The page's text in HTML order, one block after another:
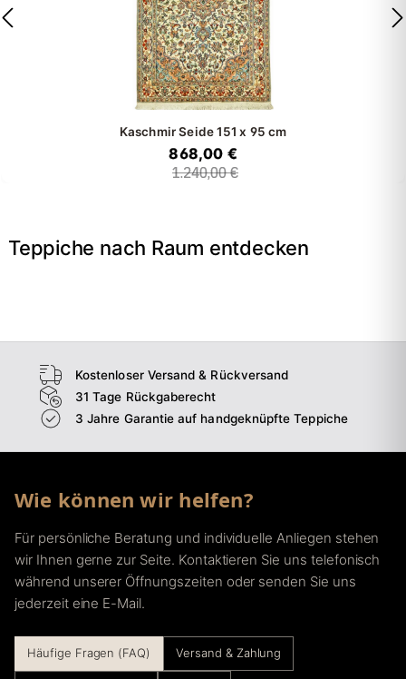
Kaschmir Seide 151 x 95 cm
868,00 €
1.240,00 €
Teppiche nach Raum entdecken
Wohnzimmer
Kostenloser Versand & Rückversand
31 Tage Rückgaberecht
3 Jahre Garantie auf handgeknüpfte Teppiche
Wie können wir helfen?
Für persönliche Beratung und individuelle Anliegen stehen
wir Ihnen gerne zur Seite. Kontaktieren Sie uns telefonisch
während unserer Öffnungszeiten oder senden Sie uns
jederzeit eine E-Mail.
Häufige Fragen (FAQ) Versand & Zahlung